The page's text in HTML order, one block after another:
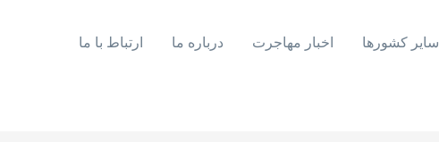
سایر کشورها اخبار مهاجرت درباره ما ارتباط با ما